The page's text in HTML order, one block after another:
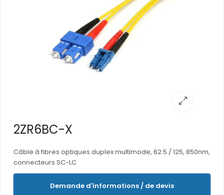
2ZR6BC-X
Câble à fibres optiques duplex multimode, 62.5 / 125, 850nm,
connecteurs SC-LC
Demande d'informations / de devis